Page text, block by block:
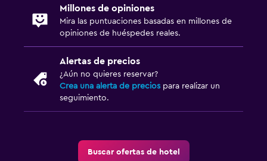
Cuna/cama nido disponibles
Gimnasio
Millones de opiniones
Mira las puntuaciones basadas en millones de
opiniones de huéspedes reales.
Alertas de precios
¿Aún no quieres reservar?
Crea una alerta de precios para realizar un
seguimiento.
Buscar ofertas de hotel